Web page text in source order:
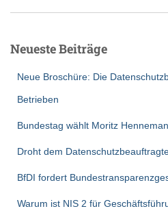
Neueste Beiträge
Neue Broschüre: Die
Betrieben
Bundestag wählt Moritz
Droht dem
BfDI fordert
Warum ist NIS 2 für